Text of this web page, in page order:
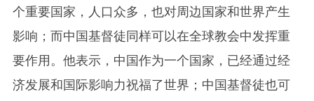
个重要国家，人口众多，也对周边国家和世界产生
影响；而中国基督徒同样可以在全球教会中发挥重
要作用。他表示，中国作为一个国家，已经通过经
济发展和国际影响力祝福了世界；中国基督徒也可